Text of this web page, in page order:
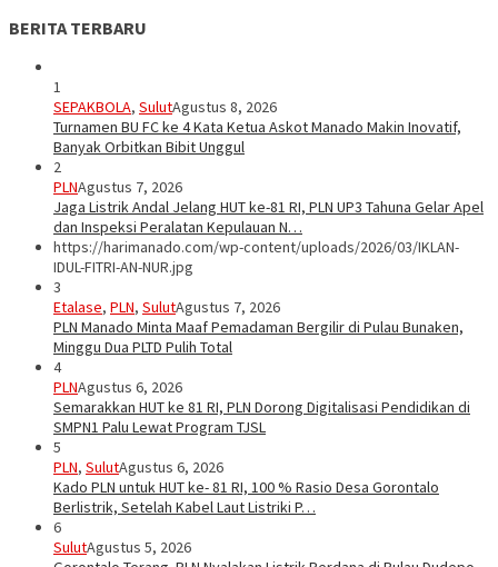
BERITA TERBARU
1
SEPAKBOLA, SulutAgustus 8, 2026
Turnamen BU FC ke 4 Kata Ketua Askot Manado Makin Inovatif,
Banyak Orbitkan Bibit Unggul
2
PLNAgustus 7, 2026
Jaga Listrik Andal Jelang HUT ke-81 RI, PLN UP3 Tahuna Gelar Apel
dan Inspeksi Peralatan Kepulauan N…
https://harimanado.com/wp-content/uploads/2026/03/IKLAN-
IDUL-FITRI-AN-NUR.jpg
3
Etalase, PLN, SulutAgustus 7, 2026
PLN Manado Minta Maaf Pemadaman Bergilir di Pulau Bunaken,
Minggu Dua PLTD Pulih Total
4
PLNAgustus 6, 2026
Semarakkan HUT ke 81 RI, PLN Dorong Digitalisasi Pendidikan di
SMPN1 Palu Lewat Program TJSL
5
PLN, SulutAgustus 6, 2026
Kado PLN untuk HUT ke- 81 RI, 100 % Rasio Desa Gorontalo
Berlistrik, Setelah Kabel Laut Listriki P…
6
SulutAgustus 5, 2026